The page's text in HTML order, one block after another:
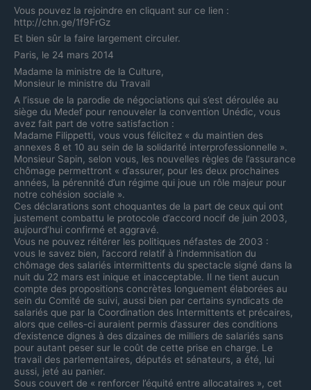
Vous pouvez la rejoindre en cliquant sur ce lien :
http://chn.ge/1f9FrGz
Et bien sûr la faire largement circuler.
Paris, le 24 mars 2014
Madame la ministre de la Culture,
Monsieur le ministre du Travail
A l’issue de la parodie de négociations qui s’est déroulée au
siège du Medef pour renouveler la convention Unédic, vous
avez fait part de votre satisfaction :
Madame Filippetti, vous vous félicitez « du maintien des
annexes 8 et 10 au sein de la solidarité interprofessionnelle ».
Monsieur Sapin, selon vous, les nouvelles règles de l’assurance
chômage permettront « d’assurer, pour les deux prochaines
années, la pérennité d’un régime qui joue un rôle majeur pour
notre cohésion sociale ».
Ces déclarations sont choquantes de la part de ceux qui ont
justement combattu le protocole d’accord nocif de juin 2003,
aujourd’hui confirmé et aggravé.
Vous ne pouvez réitérer les politiques néfastes de 2003 :
vous le savez bien, l’accord relatif à l’indemnisation du
chômage des salariés intermittents du spectacle signé dans la
nuit du 22 mars est inique et inacceptable. Il ne tient aucun
compte des propositions concrètes longuement élaborées au
sein du Comité de suivi, aussi bien par certains syndicats de
salariés que par la Coordination des Intermittents et précaires,
alors que celles-ci auraient permis d’assurer des conditions
d’existence dignes à des dizaines de milliers de salariés sans
pour autant peser sur le coût de cette prise en charge. Le
travail des parlementaires, députés et sénateurs, a été, lui
aussi, jeté au panier.
Sous couvert de « renforcer l’équité entre allocataires », cet